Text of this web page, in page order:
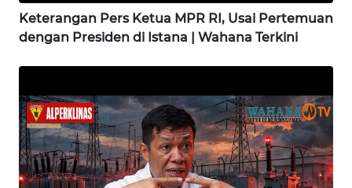
Keterangan Pers Ketua MPR RI, Usai Pertemuan
dengan Presiden di Istana | Wahana Terkini
WN
WN
MAJALENGKA
WN
SUBANG